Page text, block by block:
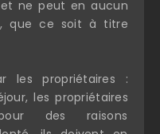
ne peut en aucun
que ce soit à titre
les propriétaires :
les propriétaires
des raisons